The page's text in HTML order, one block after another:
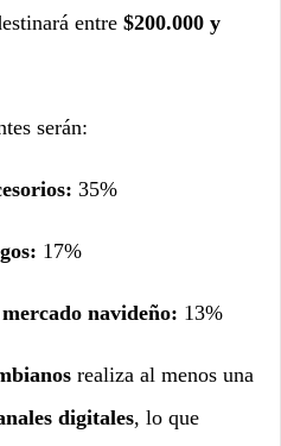
entre $200.000 y
serán:
35%
17%
navideño: 13%
realiza al menos una
digitales, lo que